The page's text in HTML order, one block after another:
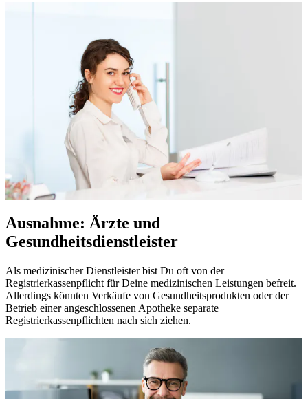
Ausnahme: Ärzte und
Gesundheitsdienstleister
Als medizinischer Dienstleister bist Du oft von der
Registrierkassenpflicht für Deine medizinischen Leistungen befreit.
Allerdings könnten Verkäufe von Gesundheitsprodukten oder der
Betrieb einer angeschlossenen Apotheke separate
Registrierkassenpflichten nach sich ziehen.